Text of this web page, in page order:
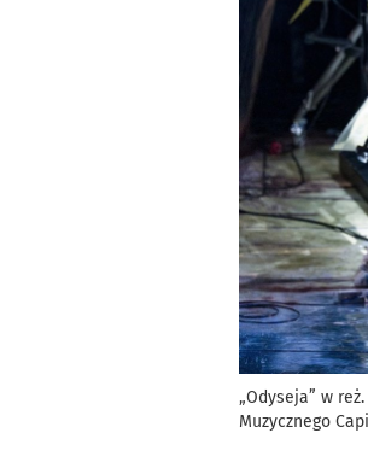
„Odyseja” w
Muzycznego